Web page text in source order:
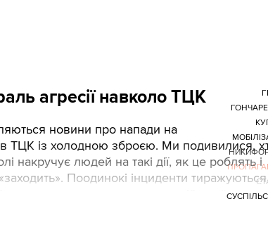
агресії навколо ТЦК
новини про напади на
ТЦК із холодною зброєю. Ми подивилися,
накручує людей на такі дії, як це роблять і
Поодинокі інциденти